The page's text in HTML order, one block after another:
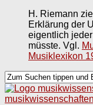
H. Riemann
Erklärung der
eigentlich
müsste. Vgl.
Musiklexikon